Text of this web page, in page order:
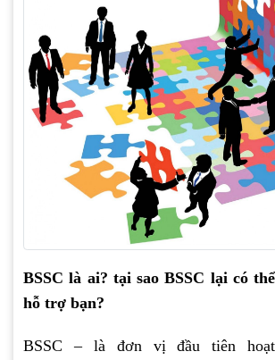
BSSC là ai? tại sao BSSC lại có
hỗ trợ bạn?
BSSC – là đơn vị đầu tiên hoạt